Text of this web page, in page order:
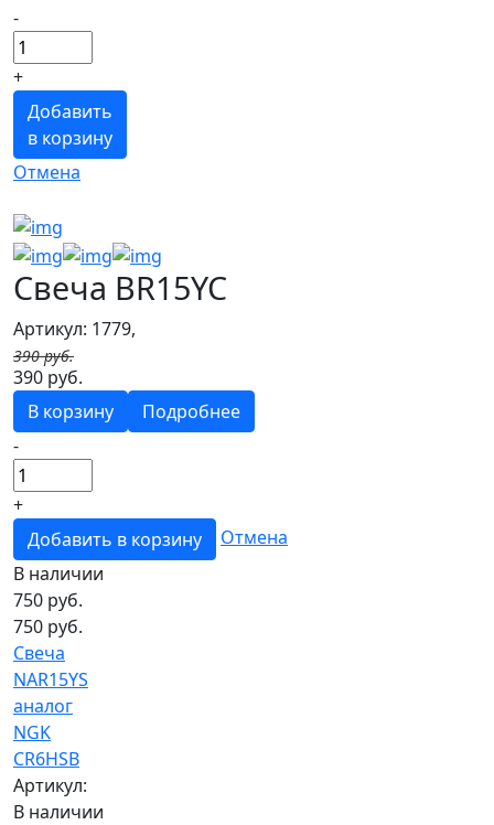
-
+
Добавить
в корзину
Отмена
Свеча BR15YC
Артикул: 1779,
390 руб.
390 руб.
В корзину
Подробнее
-
+
Добавить в корзину
Отмена
В наличии
750 руб.
750 руб.
Свеча
NAR15YS
аналог
NGK
CR6HSB
Артикул:
В наличии